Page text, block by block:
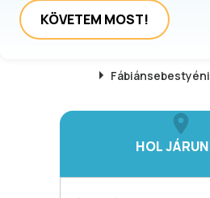
KÖVETEM MOST!
Fábiánsebestyéni
HOL